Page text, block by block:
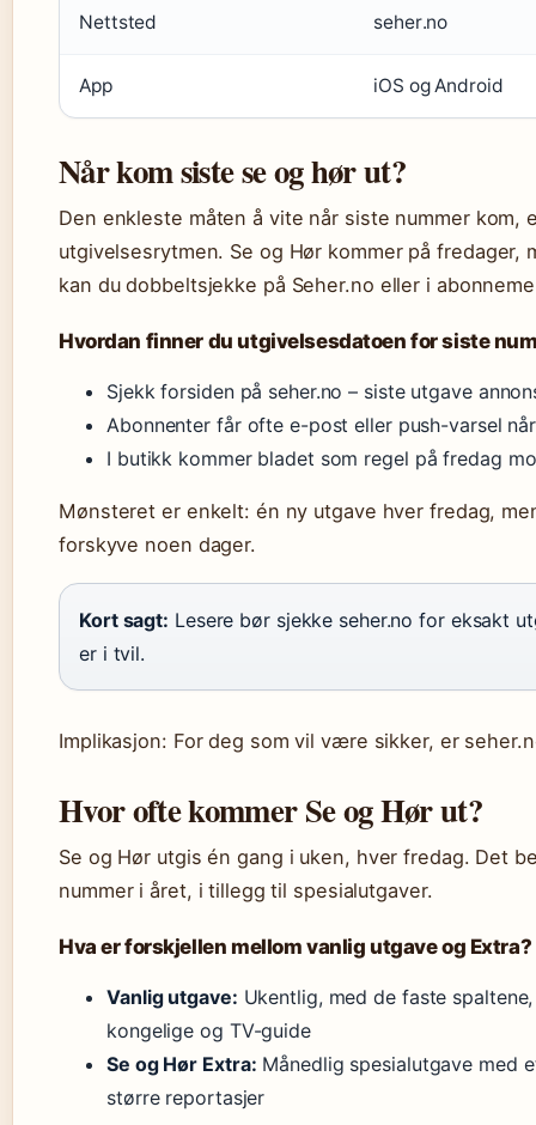
Nettsted seher.no
App iOS og Android
Når kom siste se og hør ut?
Den enkleste måten å vite når siste nummer kom,
utgivelsesrytmen. Se og Hør kommer på fredager,
kan du dobbeltsjekke på Seher.no eller i
Hvordan finner du utgivelsesdatoen for siste
Sjekk forsiden på seher.no – siste utgave
Abonnenter får ofte e-post eller push-varsel
I butikk kommer bladet som regel på fredag
Mønsteret er enkelt: én ny utgave hver fredag,
forskyve noen dager.
Kort sagt: Lesere bør sjekke seher.no for eksakt
er i tvil.
Implikasjon: For deg som vil være sikker, er
Hvor ofte kommer Se og Hør ut?
Se og Hør utgis én gang i uken, hver fredag. Det
nummer i året, i tillegg til spesialutgaver.
Hva er forskjellen mellom vanlig utgave og Extra?
Vanlig utgave: Ukentlig, med de faste
kongelige og TV-guide
Se og Hør Extra: Månedlig spesialutgave med
større reportasjer